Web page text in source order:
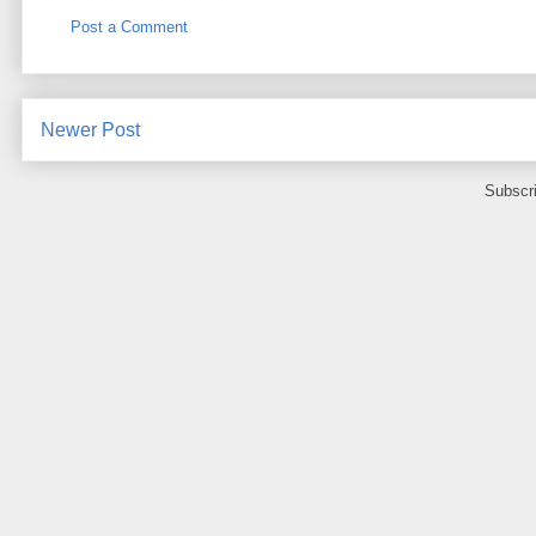
Post a Comment
Newer Post